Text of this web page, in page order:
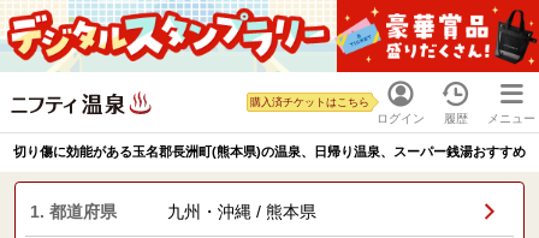
ログイン
購入済チケットはこちら
履歴 メニュー
切り傷に効能がある玉名郡長洲町(熊本県)の温泉、日帰り温泉、スーパー銭湯おすすめ
1. 都道府県 九州・沖縄 / 熊本県